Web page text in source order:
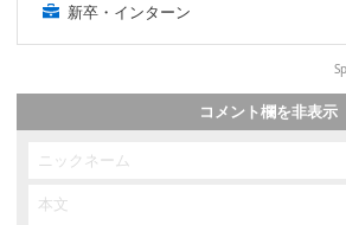
新卒・インターン
コメント欄を非表示